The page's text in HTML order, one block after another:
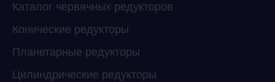
Каталог червячных редукторов
Конические редукторы
Планетарные редукторы
Цилиндрические редукторы